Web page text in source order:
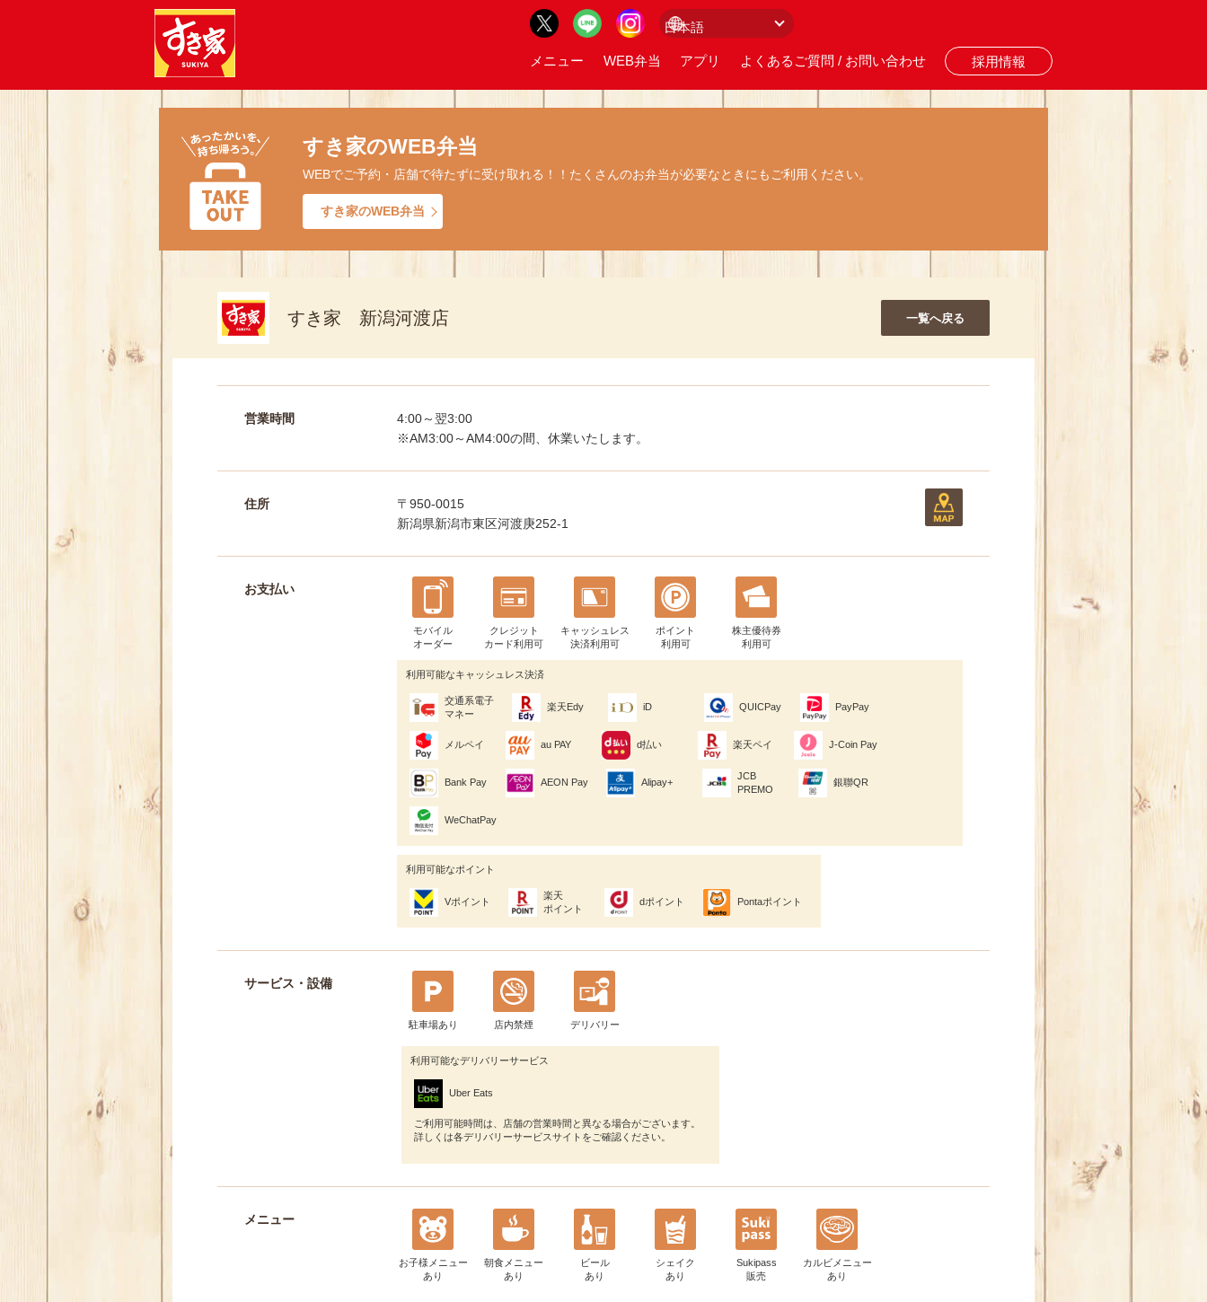
メニュー WEB弁当 アプリ よくあるご質問 / お問い合わせ 採用情報
すき家のWEB弁当
WEBでご予約・店舗で待たずに受け取れる！！たくさんのお弁当が必要なときにもご利用ください。
すき家のWEB弁当
すき家 新潟河渡店
営業時間
4:00～翌3:00
※AM3:00～AM4:00の間、休業いたします。
住所
〒950-0015
新潟県新潟市東区河渡庚252-1
お支払い
モバイル
オーダー
クレジット
カード利用可
キャッシュレス
決済利用可
ポイント
利用可
株主優待券
利用可
利用可能なキャッシュレス決済
交通系電子
マネー
楽天Edy iD QUICPay PayPay
メルペイ au PAY d払い 楽天ペイ J-Coin Pay
Bank Pay AEON Pay Alipay+
JCB
PREMO
銀聯QR
WeChatPay
利用可能なポイント
Vポイント
楽天
ポイント
dポイント Pontaポイント
サービス・設備
駐車場あり 店内禁煙 デリバリー
利用可能なデリバリーサービス
Uber Eats
ご利用可能時間は、店舗の営業時間と異なる場合がございます。
詳しくは各デリバリーサービスサイトをご確認ください。
メニュー
お子様メニュー
あり
朝食メニュー
あり
ビール
あり
シェイク
あり
Sukipass
販売
カルビメニュー
あり
一覧へ戻る